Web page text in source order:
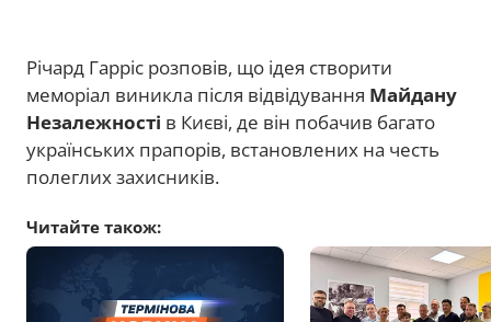
Річард Гарріс розповів, що ідея створити
меморіал виникла після відвідування Майдану
Незалежності в Києві, де він побачив багато
українських прапорів, встановлених на честь
полеглих захисників.
Читайте також: